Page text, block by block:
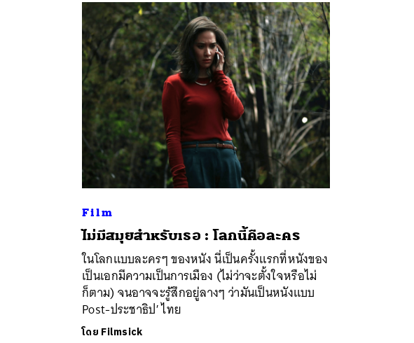
Film
ไม่มีสมุยสำหรับเธอ : โลกนี้คือละคร
ในโลกแบบละครๆ ของหนัง นี่เป็นครั้งแรกที่หนังของ
เป็นเอกมีความเป็นการเมือง (ไม่ว่าจะตั้งใจหรือไม่
ก็ตาม) จนอาจจะรู้สึกอยู่ลางๆ ว่ามันเป็นหนังแบบ
Post-ประชาธิป′ ไทย
โดย Filmsick
ค้นหา